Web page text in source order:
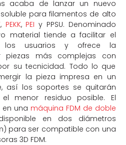
acaba de lanzar un nuevo
para filamentos de alto
, PEKK, PEI y PPSU. Denominado
material tiende a facilitar el
los usuarios y ofrece la
piezas más complejas con
su tecnicidad. Todo lo que
la pieza impresa en un
así los soportes se quitarán
menor residuo posible. El
en una máquina FDM de doble
en dos diámetros
para ser compatible con una
3D FDM.